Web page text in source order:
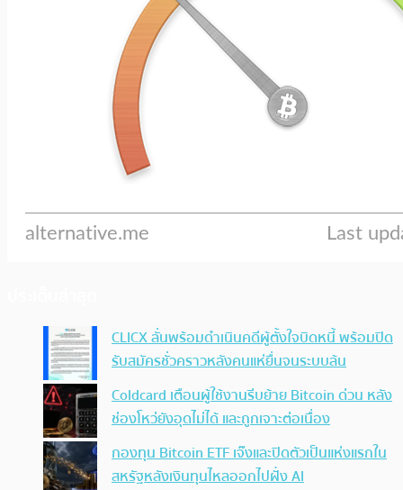
CLICX ลั่นพร้อมดำเนินคดีผู้ตั้งใจบิดหนี้ พร้อมปิด
รับสมัครชั่วคราวหลังคนแห่ยื่นจนระบบล้น
Coldcard เตือนผู้ใช้งานรีบย้าย Bitcoin ด่วน หลัง
ช่องโหว่ยังอุดไม่ได้ และถูกเจาะต่อเนื่อง
กองทุน Bitcoin ETF เจ๊งและปิดตัวเป็นแห่งแรกใน
สหรัฐหลังเงินทุนไหลออกไปฝั่ง AI